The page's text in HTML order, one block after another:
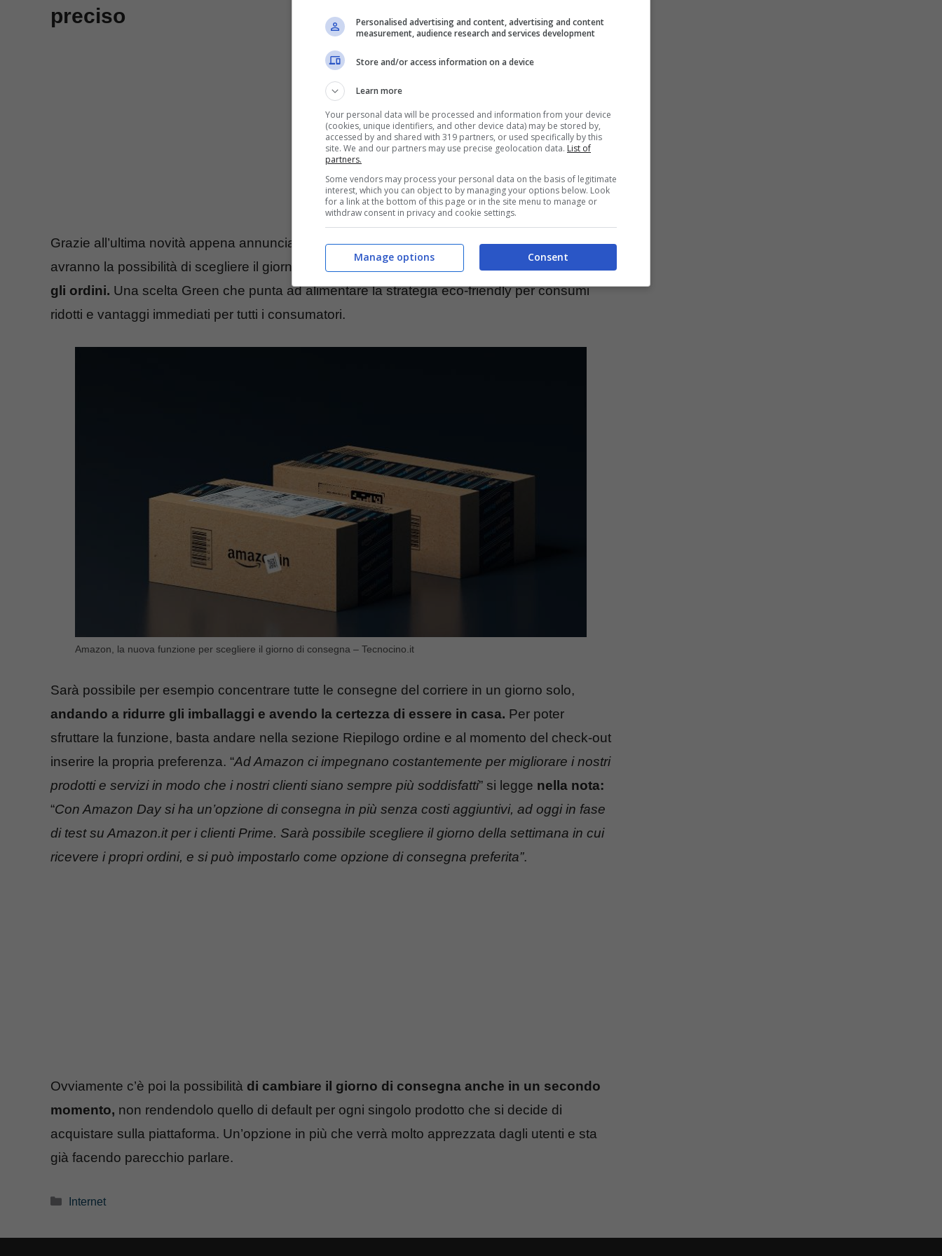
preciso
Grazie all’ultima novità appena annunciata da Amazon, tutti gli iscritti al servizio Prime
avranno la possibilità di scegliere il giorno della settimana
in cui si vogliono ricevere a casa
gli ordini. Una scelta Green che punta ad alimentare la strategia eco-friendly per consumi
ridotti e vantaggi immediati per tutti i consumatori.
Amazon, la nuova funzione per scegliere il giorno di consegna – Tecnocino.it
Sarà possibile per esempio concentrare tutte le consegne del corriere in un giorno solo,
andando a ridurre gli imballaggi e avendo la certezza di essere in casa. Per poter
sfruttare la funzione, basta andare nella sezione Riepilogo ordine e al momento del check-out
inserire la propria preferenza. “Ad Amazon ci impegnano costantemente per migliorare i nostri
prodotti e servizi in modo che i nostri clienti siano sempre più soddisfatti” si legge nella nota:
“Con Amazon Day si ha un’opzione di consegna in più senza costi aggiuntivi, ad oggi in fase
di test su Amazon.it per i clienti Prime. Sarà possibile scegliere il giorno della settimana in cui
ricevere i propri ordini, e si può impostarlo come opzione di consegna preferita”.
Ovviamente c’è poi la possibilità di cambiare il giorno di consegna anche in un secondo
momento, non rendendolo quello di default per ogni singolo prodotto che si decide di
acquistare sulla piattaforma. Un’opzione in più che verrà molto apprezzata dagli utenti e sta
già facendo parecchio parlare.
Categorie
Internet
Personalised advertising and content, advertising and content
measurement, audience research and services development
Store and/or access information on a device
Learn more
Your personal data will be processed and information from your device
(cookies, unique identifiers, and other device data) may be stored by,
accessed by and shared with 319 partners, or used specifically by this
site. We and our partners may use precise geolocation data. List of
partners.
Some vendors may process your personal data on the basis of legitimate
interest, which you can object to by managing your options below. Look
for a link at the bottom of this page or in the site menu to manage or
withdraw consent in privacy and cookie settings.
Consent
Manage options